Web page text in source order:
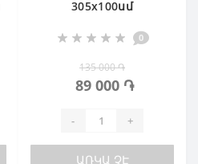
305х100սմ
0
135 000 ֏
89 000 ֏
- +
ԱՌԿԱ ՉԷ